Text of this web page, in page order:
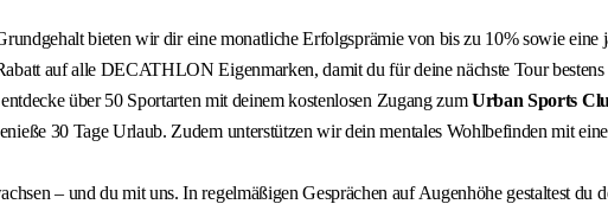
bieten wir dir eine monatliche Erfolgsprämie von bis zu 10% sowie eine
auf alle DECATHLON Eigenmarken, damit du für deine nächste Tour bestens
über 50 Sportarten mit deinem kostenlosen Zugang zumUrban Sports
30 Tage Urlaub. Zudem unterstützen wir dein mentales Wohlbefinden mit
– und du mit uns. In regelmäßigen Gesprächen auf Augenhöhe gestaltest